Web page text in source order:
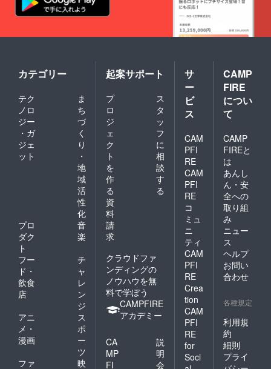
カテゴリー
テク
ノロ
ジー
・ガ
ジェ
ット
ま
ち
づ
く
り
・
地
域
活
性
化
プロ
ダク
ト
音
楽
フー
ド・
飲食
店
チ
ャ
レ
ン
ジ
アニ
メ・
漫画
ス
ポ
ー
ツ
ファ
映
起案サポート
プ
ロ
ジ
ェ
ク
ト
を
作
る
ス
タ
ッ
フ
に
相
談
す
る
資
料
請
求
クラウドファ
ンディングの
ノウハウを無
料で学ぼう
CAMPFIRE
アカデミー
CA
MP
FI
説
明
会
サ
ー
ビ
ス
CAM
PFI
RE
CAM
PFI
RE
コ
ミュ
ニ
ティ
CAM
PFI
RE
Crea
tion
CAM
PFI
RE
for
Soci
CAMP
FIRE
につい
て
CAMP
FIREと
は
あんし
ん・安
全への
取り組
み
ニュー
ス
ヘルプ
お問い
合わせ
各種規定
利用規
約
細則
プライ